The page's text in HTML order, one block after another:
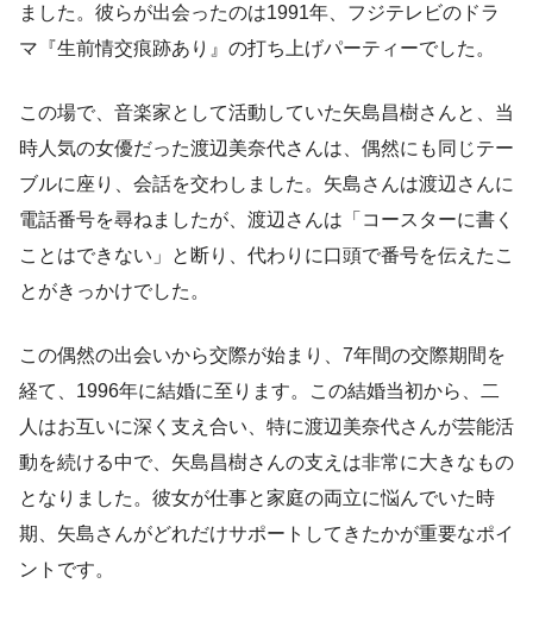
ました。彼らが出会ったのは1991年、フジテレビのドラ
マ『生前情交痕跡あり』の打ち上げパーティーでした。
この場で、音楽家として活動していた矢島昌樹さんと、当
時人気の女優だった渡辺美奈代さんは、偶然にも同じテー
ブルに座り、会話を交わしました。矢島さんは渡辺さんに
電話番号を尋ねましたが、渡辺さんは「コースターに書く
ことはできない」と断り、代わりに口頭で番号を伝えたこ
とがきっかけでした。
この偶然の出会いから交際が始まり、7年間の交際期間を
経て、1996年に結婚に至ります。この結婚当初から、二
人はお互いに深く支え合い、特に渡辺美奈代さんが芸能活
動を続ける中で、矢島昌樹さんの支えは非常に大きなもの
となりました。彼女が仕事と家庭の両立に悩んでいた時
期、矢島さんがどれだけサポートしてきたかが重要なポイ
ントです。